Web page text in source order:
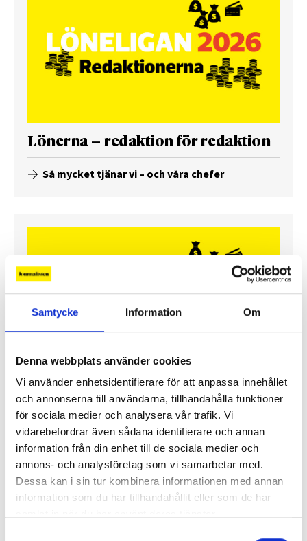
Samtycke Information Om
Denna webbplats använder cookies
Vi använder enhetsidentifierare för att anpassa innehållet
och annonserna till användarna, tillhandahålla funktioner
för sociala medier och analysera vår trafik. Vi
vidarebefordrar även sådana identifierare och annan
information från din enhet till de sociala medier och
annons- och analysföretag som vi samarbetar med.
Dessa kan i sin tur kombinera informationen med annan
information som du har tillhandahållit eller som de har
Lönerna – redaktion för redaktion
Så mycket tjänar vi – och våra chefer
Så mycket tjänar mediecheferna
Så mycket tjänar 260 mediechefer